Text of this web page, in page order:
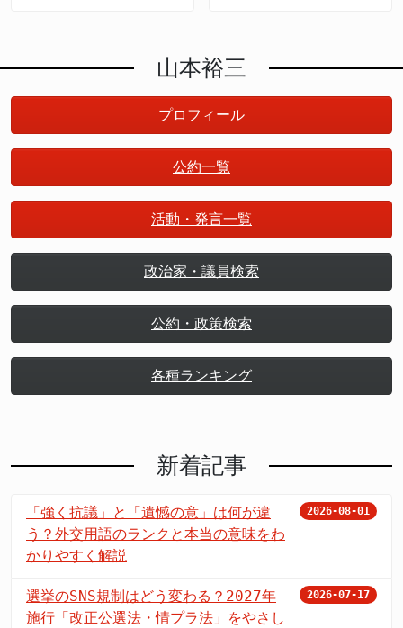
山本裕三
プロフィール
公約一覧
活動・発言一覧
政治家・議員検索
公約・政策検索
各種ランキング
新着記事
「強く抗議」と「遺憾の意」は何が違
う？外交用語のランクと本当の意味をわ
かりやすく解説
2026-08-01
選挙のSNS規制はどう変わる？2027年
施行「改正公選法・情プラ法」をやさし
2026-07-17